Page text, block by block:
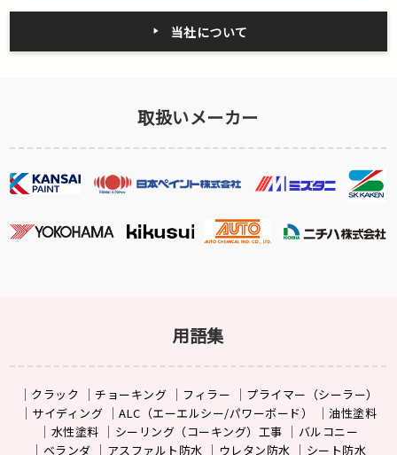
当社について
取扱いメーカー
用語集
クラック チョーキング フィラー
プライマー（シーラー）
サイディング
ALC（エーエルシー/パワーボード）
油性塗料
水性塗料
シーリング（コーキング）工事
バルコニー
ベランダ
アスファルト防水 ウレタン防水 シート防水